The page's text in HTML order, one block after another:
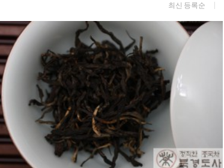
최신 등록순